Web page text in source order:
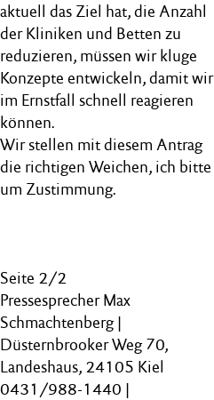
aktuell das Ziel hat, die Anzahl
der Kliniken und Betten zu
reduzieren, müssen wir kluge
Konzepte entwickeln, damit wir
im Ernstfall schnell reagieren
können.
Wir stellen mit diesem Antrag
die richtigen Weichen, ich bitte
um Zustimmung.
Seite 2/2
Pressesprecher Max
Schmachtenberg |
Düsternbrooker Weg 70,
Landeshaus, 24105 Kiel
0431/988-1440 |